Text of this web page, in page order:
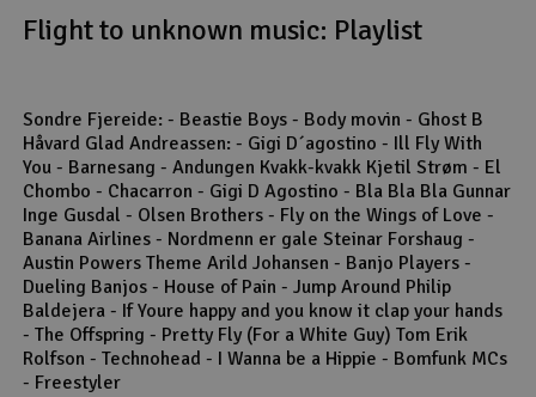
Flight to unknown music: Playlist
Sondre Fjereide: - Beastie Boys - Body movin - Ghost B
Håvard Glad Andreassen: - Gigi D´agostino - Ill Fly With
You - Barnesang - Andungen Kvakk-kvakk Kjetil Strøm - El
Chombo - Chacarron - Gigi D Agostino - Bla Bla Bla Gunnar
Inge Gusdal - Olsen Brothers - Fly on the Wings of Love -
Banana Airlines - Nordmenn er gale Steinar Forshaug -
Austin Powers Theme Arild Johansen - Banjo Players -
Dueling Banjos - House of Pain - Jump Around Philip
Baldejera - If Youre happy and you know it clap your hands
- The Offspring - Pretty Fly (For a White Guy) Tom Erik
Rolfson - Technohead - I Wanna be a Hippie - Bomfunk MCs
- Freestyler